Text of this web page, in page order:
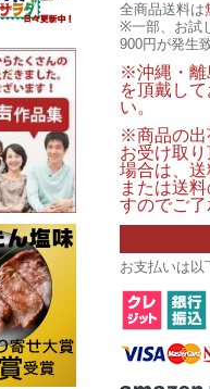
全商品送料は
※一部、お試
900円が発生
※沖縄・離
を頂戴し
い。
※商品の出
お受け取
場合は、送
または送
すのでご了
お支払いは以